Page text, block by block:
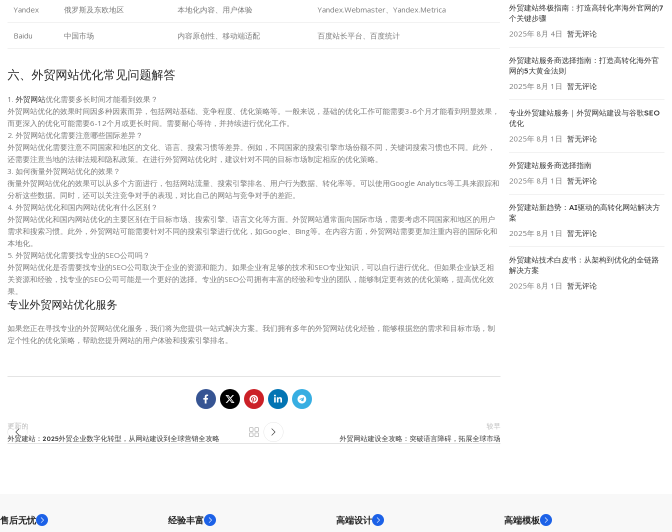
Yandex 俄罗斯及东欧地区 本地化内容、用户体验 Yandex.Webmaster、Yandex.Metrica
Baidu 中国市场 内容原创性、移动端适配 百度站长平台、百度统计
六、外贸网站优化常见问题解答
1. 外贸网站优化需要多长时间才能看到效果？
外贸网站优化的效果时间因多种因素而异，包括网站基础、竞争程度、优化策略等。一般来说，基础的优化工作可能需要3-6个月才能看到明显效果，
而更深入的优化可能需要6-12个月或更长时间。需要耐心等待，并持续进行优化工作。
2. 外贸网站优化需要注意哪些国际差异？
外贸网站优化需要注意不同国家和地区的文化、语言、搜索习惯等差异。例如，不同国家的搜索引擎市场份额不同，关键词搜索习惯也不同。此外，
还需要注意当地的法律法规和隐私政策。在进行外贸网站优化时，建议针对不同的目标市场制定相应的优化策略。
3. 如何衡量外贸网站优化的效果？
衡量外贸网站优化的效果可以从多个方面进行，包括网站流量、搜索引擎排名、用户行为数据、转化率等。可以使用Google Analytics等工具来跟踪和
分析这些数据。同时，还可以关注竞争对手的表现，对比自己的网站与竞争对手的差距。
4. 外贸网站优化和国内网站优化有什么区别？
外贸网站优化和国内网站优化的主要区别在于目标市场、搜索引擎、语言文化等方面。外贸网站通常面向国际市场，需要考虑不同国家和地区的用户
需求和搜索习惯。此外，外贸网站可能需要针对不同的搜索引擎进行优化，如Google、Bing等。在内容方面，外贸网站需要更加注重内容的国际化和
本地化。
5. 外贸网站优化需要找专业的SEO公司吗？
外贸网站优化是否需要找专业的SEO公司取决于企业的资源和能力。如果企业有足够的技术和SEO专业知识，可以自行进行优化。但如果企业缺乏相
关资源和经验，找专业的SEO公司可能是一个更好的选择。专业的SEO公司拥有丰富的经验和专业的团队，能够制定更有效的优化策略，提高优化效
果。
专业外贸网站优化服务
如果您正在寻找专业的外贸网站优化服务，我们将为您提供一站式解决方案。我们拥有多年的外贸网站优化经验，能够根据您的需求和目标市场，制
定个性化的优化策略，帮助您提升网站的用户体验和搜索引擎排名。
更新的
外贸建站：2025外贸企业数字化转型，从网站建设到全球营销全攻略
较早
外贸网站建设全攻略：突破语言障碍，拓展全球市场
外贸建站终极指南：打造高转化率海外官网的7
个关键步骤
2025年 8月 4日 暂无评论
外贸建站服务商选择指南：打造高转化海外官
网的5大黄金法则
2025年 8月 1日 暂无评论
专业外贸建站服务｜外贸网站建设与谷歌SEO
优化
2025年 8月 1日 暂无评论
外贸建站服务商选择指南
2025年 8月 1日 暂无评论
外贸建站新趋势：AI驱动的高转化网站解决方
案
2025年 8月 1日 暂无评论
外贸建站技术白皮书：从架构到优化的全链路
解决方案
2025年 8月 1日 暂无评论
售后无忧 经验丰富 高端设计 高端模板